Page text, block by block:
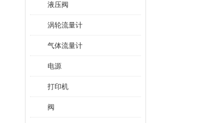
液压阀
涡轮流量计
气体流量计
电源
打印机
阀